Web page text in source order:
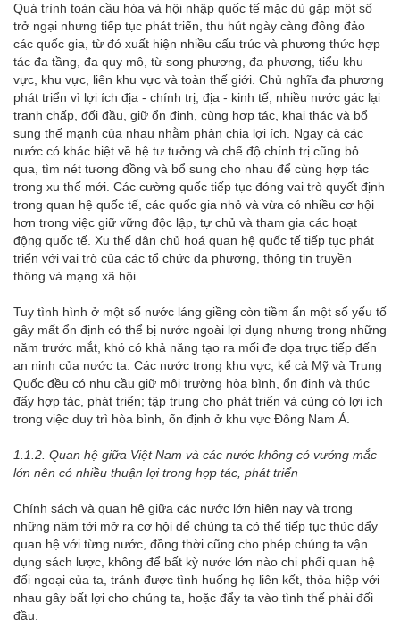
Quá trình toàn cầu hóa và hội nhập quốc tế mặc dù gặp một số
trở ngại nhưng tiếp tục phát triển, thu hút ngày càng đông đảo
các quốc gia, từ đó xuất hiện nhiều cấu trúc và phương thức hợp
tác đa tầng, đa quy mô, từ song phương, đa phương, tiểu khu
vực, khu vực, liên khu vực và toàn thế giới. Chủ nghĩa đa phương
phát triển vì lợi ích địa - chính trị; địa - kinh tế; nhiều nước gác lại
tranh chấp, đối đầu, giữ ổn định, cùng hợp tác, khai thác và bổ
sung thế mạnh của nhau nhằm phân chia lợi ích. Ngay cả các
nước có khác biệt về hệ tư tưởng và chế độ chính trị cũng bỏ
qua, tìm nét tương đồng và bổ sung cho nhau để cùng hợp tác
trong xu thế mới. Các cường quốc tiếp tục đóng vai trò quyết định
trong quan hệ quốc tế, các quốc gia nhỏ và vừa có nhiều cơ hội
hơn trong việc giữ vững độc lập, tự chủ và tham gia các hoạt
động quốc tế. Xu thế dân chủ hoá quan hệ quốc tế tiếp tục phát
triển với vai trò của các tổ chức đa phương, thông tin truyền
thông và mạng xã hội.
Tuy tình hình ở một số nước láng giềng còn tiềm ẩn một số yếu tố
gây mất ổn định có thể bị nước ngoài lợi dụng nhưng trong những
năm trước mắt, khó có khả năng tạo ra mối đe dọa trực tiếp đến
an ninh của nước ta. Các nước trong khu vực, kể cả Mỹ và Trung
Quốc đều có nhu cầu giữ môi trường hòa bình, ổn định và thúc
đẩy hợp tác, phát triển; tập trung cho phát triển và cùng có lợi ích
trong việc duy trì hòa bình, ổn định ở khu vực Đông Nam Á.
1 .1 .2. Quan hệ giữa Việt Nam và các nước không có vướng mắc
lớn nên có nhiều thuận lợi trong hợp tác, phát triển
Chính sách và quan hệ giữa các nước lớn hiện nay và trong
những năm tới mở ra cơ hội để chúng ta có thể tiếp tục thúc đẩy
quan hệ với từng nước, đồng thời cũng cho phép chúng ta vận
dụng sách lược, không để bất kỳ nước lớn nào chi phối quan hệ
đối ngoại của ta, tránh được tình huống họ liên kết, thỏa hiệp với
nhau gây bất lợi cho chúng ta, hoặc đẩy ta vào tình thế phải đối
đầu.